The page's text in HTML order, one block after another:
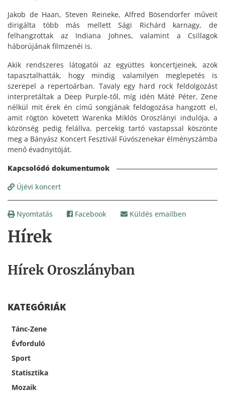
Hírek
Hírek Oroszlányban
KATEGÓRIÁK
Tánc-Zene
Évforduló
Sport
Statisztika
Mozaik
Jakob de Haan, Steven Reineke, Alfred Bösendorfer műveit
dirigálta több más mellett Sági Richárd karnagy, de
felhangzottak az Indiana Johnes, valamint a Csillagok
háborújának filmzenéi is.
Akik rendszeres látogatói az együttes koncertjeinek, azok
tapasztalhatták, hogy mindig valamilyen meglepetés is
szerepel a repertoárban. Tavaly egy hard rock feldolgozást
interpretáltak a Deep Purple-től, míg idén Máté Péter, Zene
nélkül mit érek én című songjának feldogozása hangzott el,
amit rögtön követett Warenka Miklós Oroszlányi indulója, a
közönség pedig felállva, percekig tartó vastapssal köszönte
meg a Bányász Koncert Fesztivál Fúvószenekar élményszámba
menő évadnyitóját.
Újévi koncert
Nyomtatás Facebook Küldés emailben